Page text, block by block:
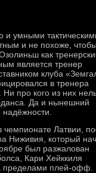
и умными
и не похоже, чтобы
как
является тренер
клуба
в тренера
про кого из них
Да и нынешний
чемпионате Латвии,
Ниживия, который
был разжалован
Кари Хейккиля
пределами плей-офф.